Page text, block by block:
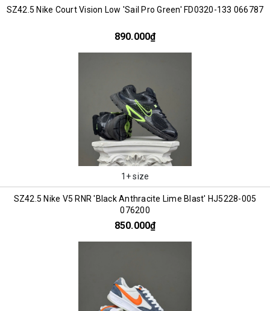
SZ42.5 Nike Court Vision Low 'Sail Pro Green' FD0320-133 066787
890.000₫
1+ size
SZ42.5 Nike V5 RNR 'Black Anthracite Lime Blast' HJ5228-005
076200
850.000₫